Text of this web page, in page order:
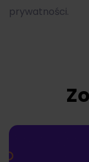
prywatności.